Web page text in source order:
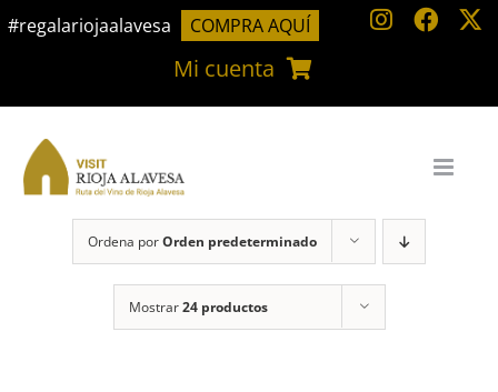
Saltar
#regalariojaalavesa COMPRA AQUÍ
Mi cuenta
Ordena porOrden predeterminado
Mostrar24 productos